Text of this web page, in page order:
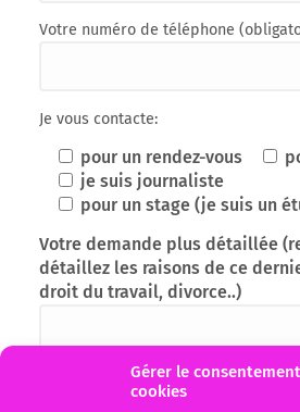
Gérer le
cookies
Votre numéro de téléphone
Je vous contacte:
pour un rendez-vous
je suis journaliste
pour un stage (je suis un
Votre demande plus détaillée
détaillez les raisons de ce
droit du travail, divorce..)